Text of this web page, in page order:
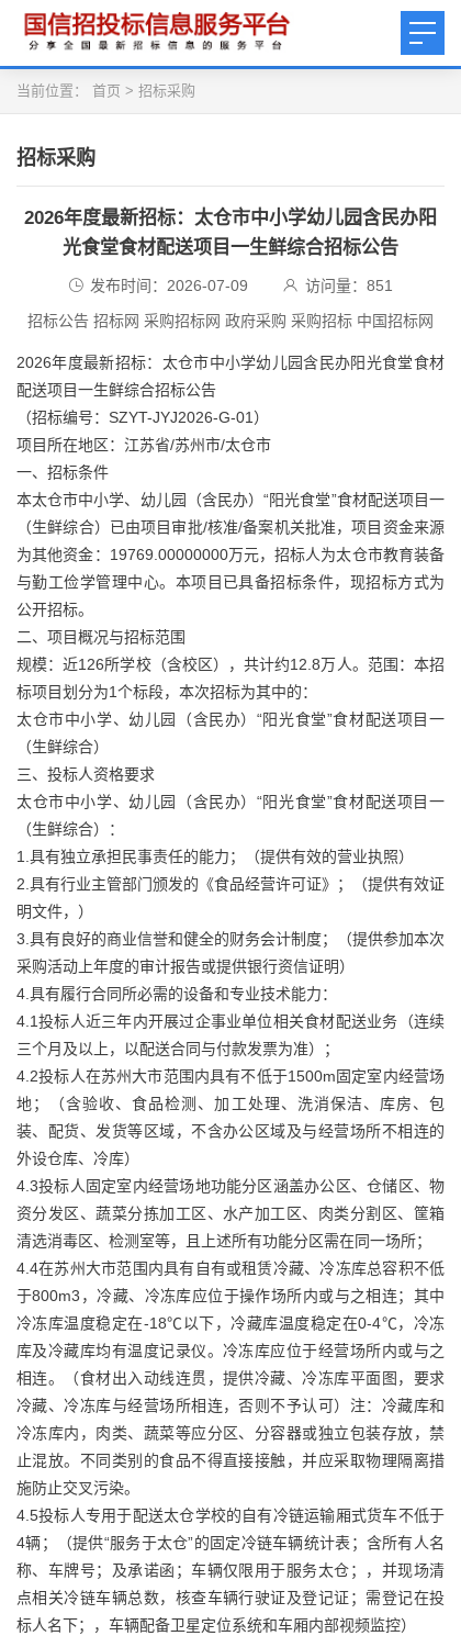
当前位置： 首页 > 招标采购
招标采购
2026年度最新招标：太仓市中小学幼儿园含民办阳
光食堂食材配送项目一生鲜综合招标公告
发布时间：2026-07-09 访问量： 851
招标公告 招标网 采购招标网 政府采购 采购招标 中国招标网
2026年度最新招标：太仓市中小学幼儿园含民办阳光食堂食材
配送项目一生鲜综合招标公告
（招标编号：SZYT-JYJ2026-G-01）
项目所在地区：江苏省/苏州市/太仓市
一、招标条件
本太仓市中小学、幼儿园（含民办）“阳光食堂”食材配送项目一
（生鲜综合）已由项目审批/核准/备案机关批准，项目资金来源
为其他资金：19769.00000000万元，招标人为太仓市教育装备
与勤工俭学管理中心。本项目已具备招标条件，现招标方式为
公开招标。
二、项目概况与招标范围
规模：近126所学校（含校区），共计约12.8万人。范围：本招
标项目划分为1个标段，本次招标为其中的：
太仓市中小学、幼儿园（含民办）“阳光食堂”食材配送项目一
（生鲜综合）
三、投标人资格要求
太仓市中小学、幼儿园（含民办）“阳光食堂”食材配送项目一
（生鲜综合）：
1.具有独立承担民事责任的能力；（提供有效的营业执照）
2.具有行业主管部门颁发的《食品经营许可证》；（提供有效证
明文件，）
3.具有良好的商业信誉和健全的财务会计制度；（提供参加本次
采购活动上年度的审计报告或提供银行资信证明）
4.具有履行合同所必需的设备和专业技术能力：
4.1投标人近三年内开展过企事业单位相关食材配送业务（连续
三个月及以上，以配送合同与付款发票为准）；
4.2投标人在苏州大市范围内具有不低于1500m固定室内经营场
地；（含验收、食品检测、加工处理、洗消保洁、库房、包
装、配货、发货等区域，不含办公区域及与经营场所不相连的
外设仓库、冷库）
4.3投标人固定室内经营场地功能分区涵盖办公区、仓储区、物
资分发区、蔬菜分拣加工区、水产加工区、肉类分割区、筐箱
清选消毒区、检测室等，且上述所有功能分区需在同一场所；
4.4在苏州大市范围内具有自有或租赁冷藏、冷冻库总容积不低
于800m3，冷藏、冷冻库应位于操作场所内或与之相连；其中
冷冻库温度稳定在-18℃以下，冷藏库温度稳定在0-4℃，冷冻
库及冷藏库均有温度记录仪。冷冻库应位于经营场所内或与之
相连。（食材出入动线连贯，提供冷藏、冷冻库平面图，要求
冷藏、冷冻库与经营场所相连，否则不予认可）注：冷藏库和
冷冻库内，肉类、蔬菜等应分区、分容器或独立包装存放，禁
止混放。不同类别的食品不得直接接触，并应采取物理隔离措
施防止交叉污染。
4.5投标人专用于配送太仓学校的自有冷链运输厢式货车不低于
4辆；（提供“服务于太仓”的固定冷链车辆统计表；含所有人名
称、车牌号；及承诺函；车辆仅限用于服务太仓；，并现场清
点相关冷链车辆总数，核查车辆行驶证及登记证；需登记在投
标人名下；，车辆配备卫星定位系统和车厢内部视频监控）